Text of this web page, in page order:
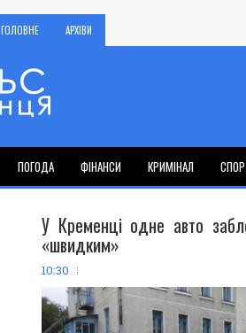
ГОЛОВНЕ АРХІВИ
ПОГОДА ФІНАНСИ КРИМІНАЛ
У Кременці одне авто
«швидким»
10:30